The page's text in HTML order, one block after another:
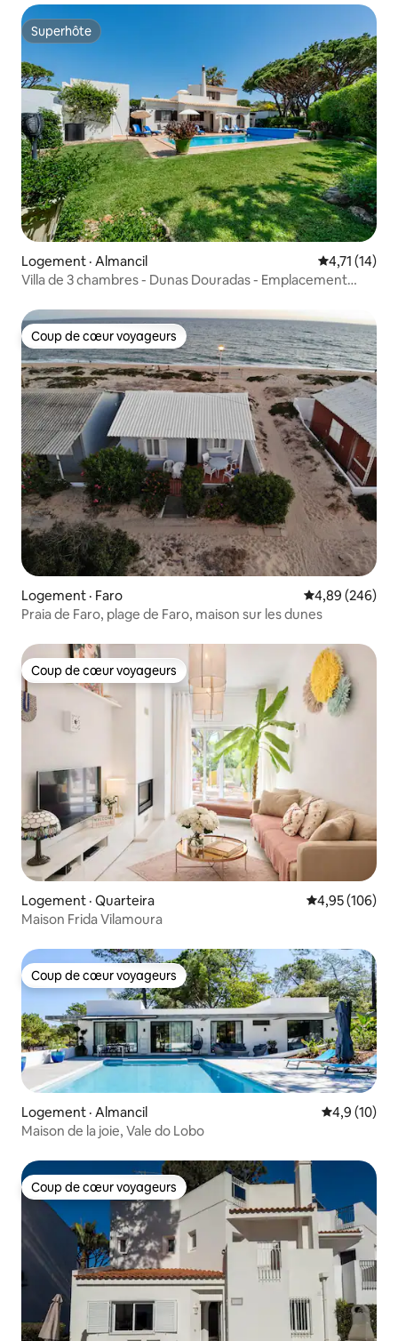
Superhôte
Superhôte
Logement · Almancil Note
4,71 (14)
Villa de 3 chambres - Dunas Douradas - Emplacement
Coup de cœur voyageurs
Coup de cœur voyageurs
Logement · Faro Note
4,89 (246)
Praia de Faro, plage de Faro, maison sur les dunes
Coup de cœur voyageurs
Coup de cœur voyageurs
Logement · Quarteira Note
4,95 (106)
Maison Frida Vilamoura
Coup de cœur voyageurs
Coup de cœur voyageurs
Logement · Almancil Note
4,9 (10)
Maison de la joie, Vale do Lobo
Coup de cœur voyageurs
Coup de cœur voyageurs